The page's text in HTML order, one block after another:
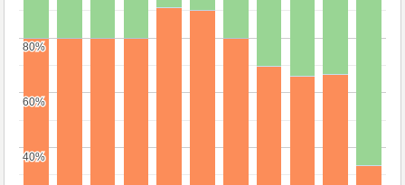
40%
40%
60%
60%
80%
80%